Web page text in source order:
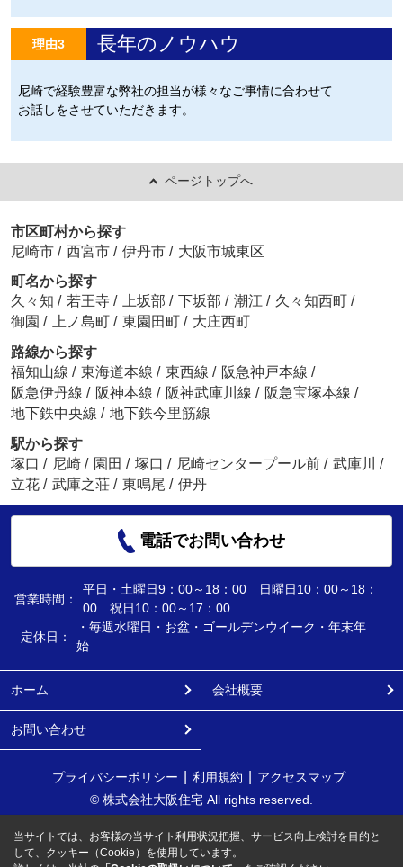
理由3 長年のノウハウ
尼崎で経験豊富な弊社の担当が様々なご事情に合わせて
お話しをさせていただきます。
ページトップへ
市区町村から探す
尼崎市 / 西宮市 / 伊丹市 / 大阪市城東区
町名から探す
久々知 / 若王寺 / 上坂部 / 下坂部 / 潮江 / 久々知西町 /
御園 / 上ノ島町 / 東園田町 / 大庄西町
路線から探す
福知山線 / 東海道本線 / 東西線 / 阪急神戸本線 /
阪急伊丹線 / 阪神本線 / 阪神武庫川線 / 阪急宝塚本線 /
地下鉄中央線 / 地下鉄今里筋線
駅から探す
塚口 / 尼崎 / 園田 / 塚口 / 尼崎センタープール前 / 武庫川
/
立花 / 武庫之荘 / 東鳴尾 / 伊丹
電話でお問い合わせ
営業時間：
平日・土曜日9：00～18：00 日曜日10：00～18：
00 祝日10：00～17：00
定休日：
・毎週水曜日・お盆・ゴールデンウイーク・年末年
始
ホーム 会社概要
お問い合わせ
プライバシーポリシー 利用規約
アクセスマップ
© 株式会社大阪住宅 All rights reserved.
当サイトでは、お客様の当サイト利用状況把握、サービス向上検討を目的と
して、クッキー（Cookie）を使用しています。